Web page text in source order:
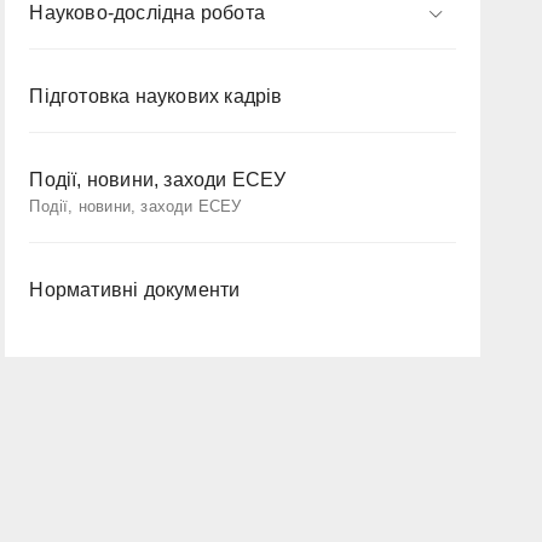
Науково-дослідна робота
Підготовка наукових кадрів
Події, новини, заходи ЕСЕУ
Події, новини, заходи ЕСЕУ
Нормативні документи